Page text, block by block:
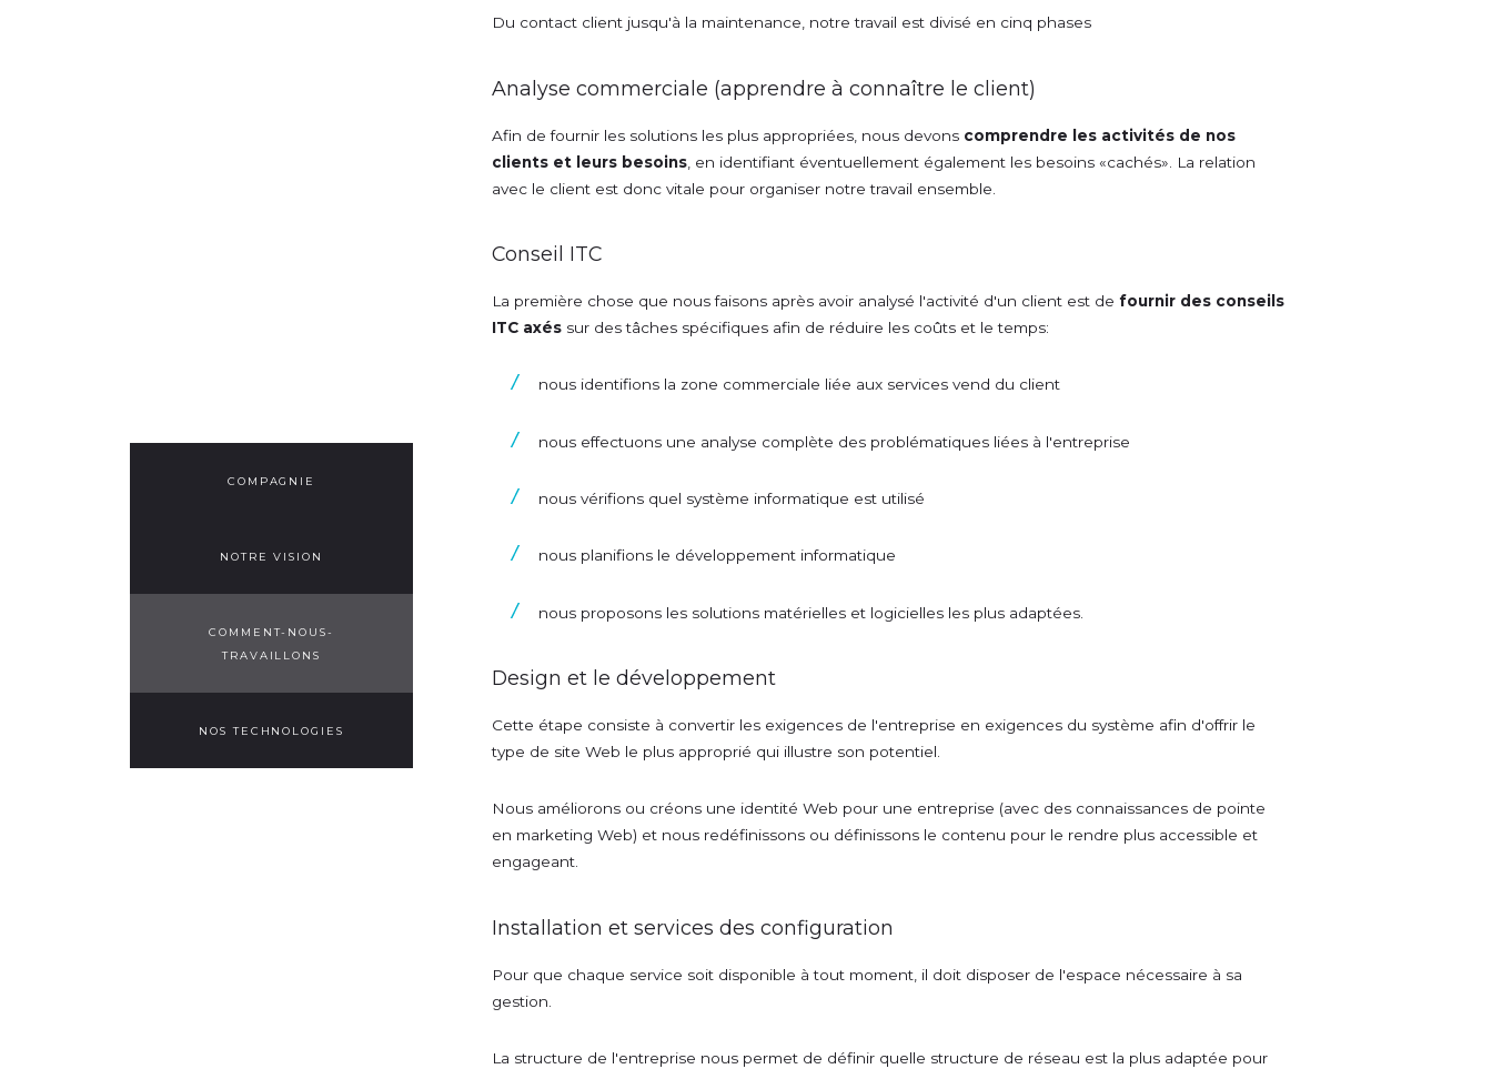
COMPAGNIE
NOTRE VISION
COMMENT-NOUS-
TRAVAILLONS
NOS TECHNOLOGIES
Du contact client jusqu'à la maintenance, notre travail est divisé en cinq phases
Analyse commerciale (apprendre à connaître le client)
Afin de fournir les solutions les plus appropriées, nous devons comprendre les activités de nos
clients et leurs besoins , en identifiant éventuellement également les besoins «cachés». La relation
avec le client est donc vitale pour organiser notre travail ensemble.
Conseil ITC
La première chose que nous faisons après avoir analysé l'activité d'un client est de fournir des conseils
ITC axés sur des tâches spécifiques afin de réduire les coûts et le temps:
nous identifions la zone commerciale liée aux services vend du client
nous effectuons une analyse complète des problématiques liées à l'entreprise
nous vérifions quel système informatique est utilisé
nous planifions le développement informatique
nous proposons les solutions matérielles et logicielles les plus adaptées.
Design et le développement
Cette étape consiste à convertir les exigences de l'entreprise en exigences du système afin d'offrir le
type de site Web le plus approprié qui illustre son potentiel.
Nous améliorons ou créons une identité Web pour une entreprise (avec des connaissances de pointe
en marketing Web) et nous redéfinissons ou définissons le contenu pour le rendre plus accessible et
engageant.
Installation et services des configuration
Pour que chaque service soit disponible à tout moment, il doit disposer de l'espace nécessaire à sa
gestion.
La structure de l'entreprise nous permet de définir quelle structure de réseau est la plus adaptée pour